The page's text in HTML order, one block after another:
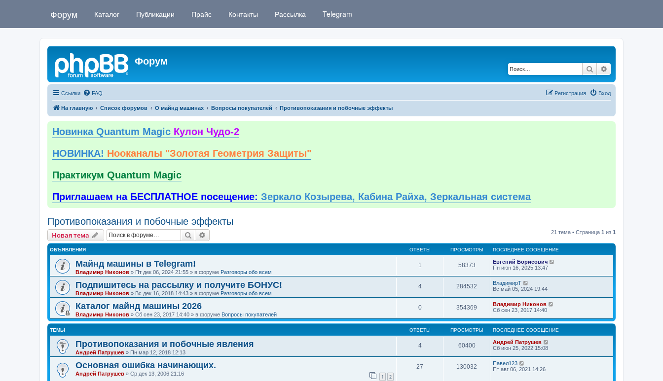
Форум Каталог Публикации Прайс Контакты Рассылка Telegram
Форум
Поиск
Ссылки FAQ Вход
Регистрация
На главную Список форумов О майнд машинах Вопросы покупателей Противопоказания и побочные эффекты
Новинка Quantum Magic Кулон Чудо-2
НОВИНКА! Нооканалы "Золотая Геометрия Защиты"
Практикум Quantum Magic
Приглашаем на БЕСПЛАТНОЕ посещение: Зеркало Козырева, Кабина Райха, Зеркальная система
Противопоказания и побочные эффекты
Новая тема Поиск 21 тема • Страница 1 из 1
ОБЪЯВЛЕНИЯ ОТВЕТЫ ПРОСМОТРЫ ПОСЛЕДНЕЕ СООБЩЕНИЕ
Майнд машины в Telegram!
Владимир Никонов » Пт дек 06, 2024 21:55 » в форуме Разговоры обо всем
1 58373
Евгений Борисович
Пн июн 16, 2025 13:47
Подпишитесь на рассылку и получите БОНУС!
Владимир Никонов » Вс дек 16, 2018 14:43 » в форуме Разговоры обо всем
4 284532
ВладимирТ
Вс май 05, 2024 19:44
Каталог майнд машины 2026
Владимир Никонов » Сб сен 23, 2017 14:40 » в форуме Вопросы покупателей
0 354369
Владимир Никонов
Сб сен 23, 2017 14:40
ТЕМЫ ОТВЕТЫ ПРОСМОТРЫ ПОСЛЕДНЕЕ СООБЩЕНИЕ
Противопоказания и побочные явления
Андрей Патрушев » Пн мар 12, 2018 12:13
4 60400
Андрей Патрушев
Сб июн 25, 2022 15:08
Основная ошибка начинающих.
Андрей Патрушев » Ср дек 13, 2006 21:16 1 2
27 130032
Павел123
Пт авг 06, 2021 14:26